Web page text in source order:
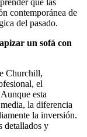
contemporánea de
del pasado.
un sofá con
Churchill,
el
esta
la diferencia
la inversión.
detallados y